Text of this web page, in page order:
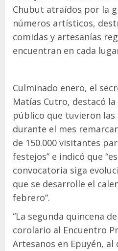
Chubut atraídos por la
números artísticos,
comidas y artesanías
encuentran en cada
Culminado enero, el
Matías Cutro, destacó
público que tuvieron las
durante el mes
de 150.000 visitantes
festejos” e indicó que
convocatoria siga
que se desarrolle el
febrero”.
“La segunda quincena
corolario al Encuentro
Artesanos en Epuyén, al